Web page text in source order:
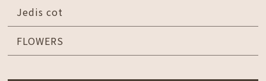
Jedis cot
FLOWERS